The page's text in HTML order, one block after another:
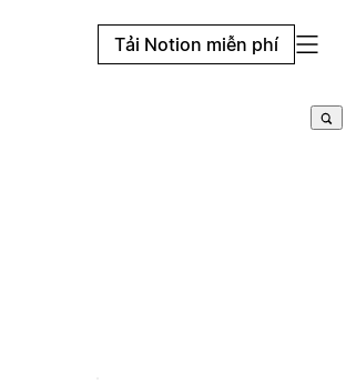
Tải Notion miễn phí